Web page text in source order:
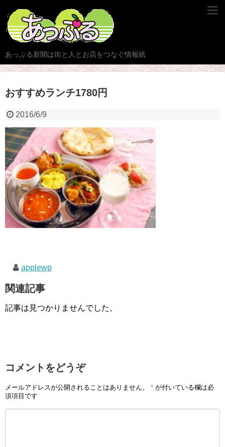
あっぷる新聞は街と人とお店をつなぐ情報紙
おすすめランチ1780円
2016/6/9
applewp
関連記事
記事は見つかりませんでした。
コメントをどうぞ
メールアドレスが公開されることはありません。 * が付いている欄は必
須項目です